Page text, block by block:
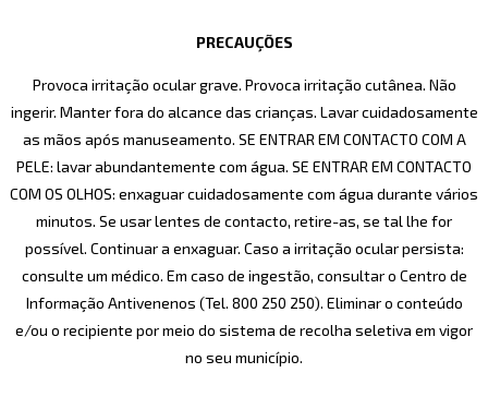
PRECAUÇÕES
Provoca irritação ocular grave. Provoca irritação cutânea. Não
ingerir. Manter fora do alcance das crianças. Lavar cuidadosamente
as mãos após manuseamento. SE ENTRAR EM CONTACTO COM A
PELE: lavar abundantemente com água. SE ENTRAR EM CONTACTO
COM OS OLHOS: enxaguar cuidadosamente com água durante vários
minutos. Se usar lentes de contacto, retire-as, se tal lhe for
possível. Continuar a enxaguar. Caso a irritação ocular persista:
consulte um médico. Em caso de ingestão, consultar o Centro de
Informação Antivenenos (Tel. 800 250 250). Eliminar o conteúdo
e/ou o recipiente por meio do sistema de recolha seletiva em vigor
no seu município.